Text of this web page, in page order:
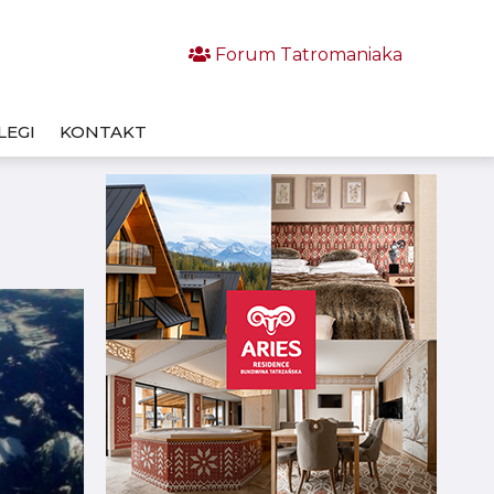
Forum Tatromaniaka
KONTAKT